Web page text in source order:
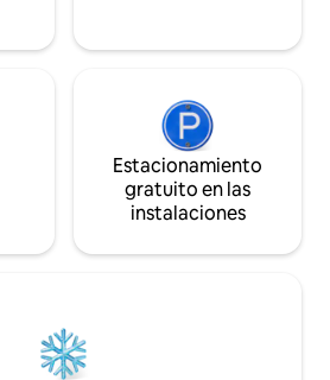
Estacionamiento
gratuito en las
instalaciones